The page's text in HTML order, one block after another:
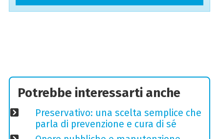
Potrebbe interessarti anche
Preservativo: una scelta semplice che
parla di prevenzione e cura di sé